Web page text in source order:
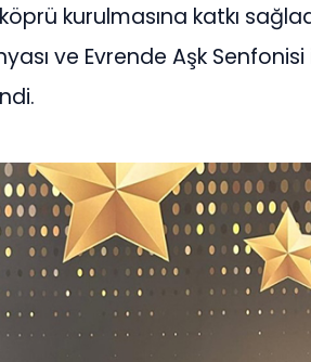
kurulmasına katkı
ve Evrende Aşk